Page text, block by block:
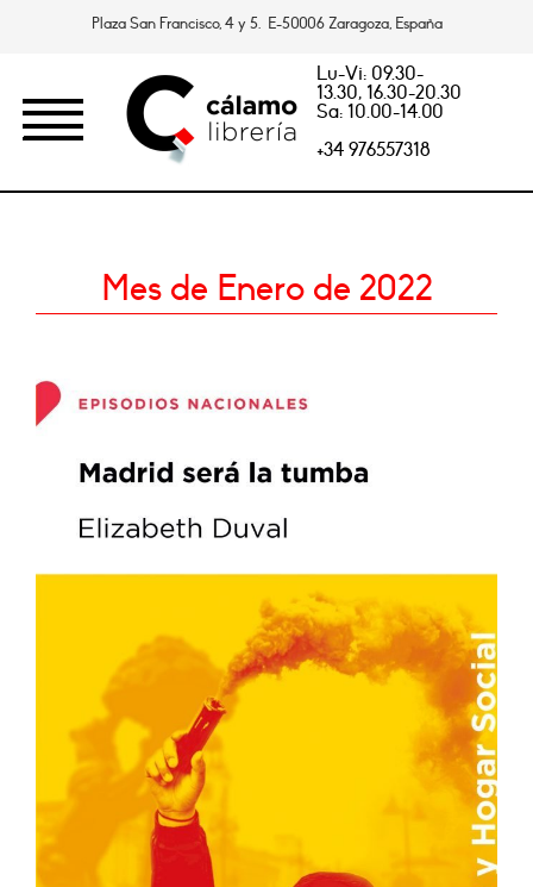
Plaza San Francisco, 4 y 5. E-50006 Zaragoza, España
Lu-Vi: 09.30-
13.30, 16.30-20.30
Sa: 10.00-14.00
+34 976557318
Mes de Enero de 2022